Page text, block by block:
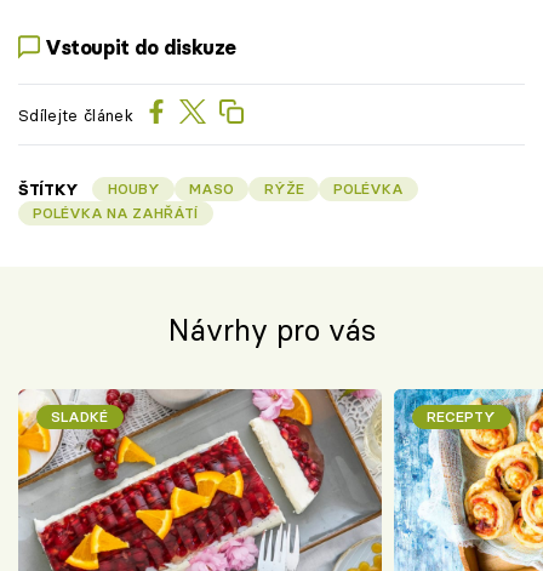
Vstoupit do diskuze
Sdílejte článek
ŠTÍTKY HOUBY MASO RÝŽE
POLÉVKA
POLÉVKA NA ZAHŘÁTÍ
Návrhy pro vás
SLADKÉ RECEPTY